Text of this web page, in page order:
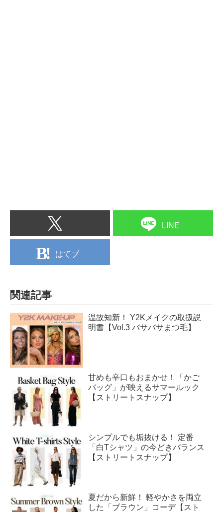
LINE
はてブ
関連記事
温故知新！ Y2Kメイクの取扱説
明書【Vol.3 バサバサまつ毛】
甘めも辛口もおまかせ！「かご
バッグ」が映えるサマールック
【ストリートスナップ】
シンプルでも垢抜ける！ 定番
「白Tシャツ」の今どきバランス
【ストリートスナップ】
夏だから新鮮！ 軽やかさを両立
した「ブラウン」コーデ【スト